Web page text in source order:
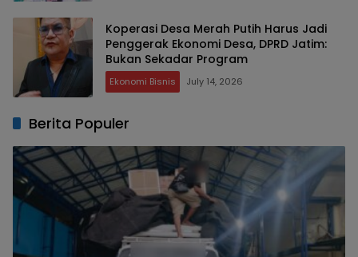
Koperasi Desa Merah Putih Harus Jadi
Penggerak Ekonomi Desa, DPRD Jatim:
Bukan Sekadar Program
Ekonomi Bisnis July 14, 2026
Berita Populer